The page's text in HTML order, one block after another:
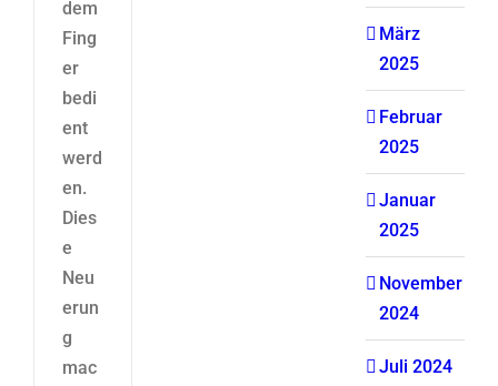
dem
Fing
er
bedi
ent
werd
en.
Dies
e
Neu
erun
g
mac
März
2025
Februar
2025
Januar
2025
November
2024
Juli 2024